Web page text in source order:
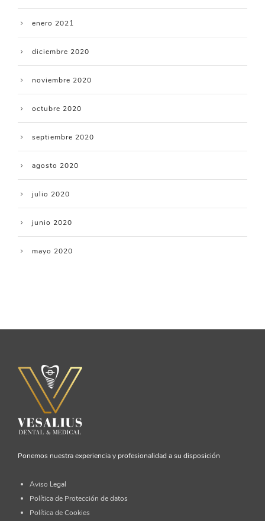
enero 2021
diciembre 2020
noviembre 2020
octubre 2020
septiembre 2020
agosto 2020
julio 2020
junio 2020
mayo 2020
Ponemos nuestra experiencia y profesionalidad a su disposición
Aviso Legal
Política de Protección de datos
Política de Cookies